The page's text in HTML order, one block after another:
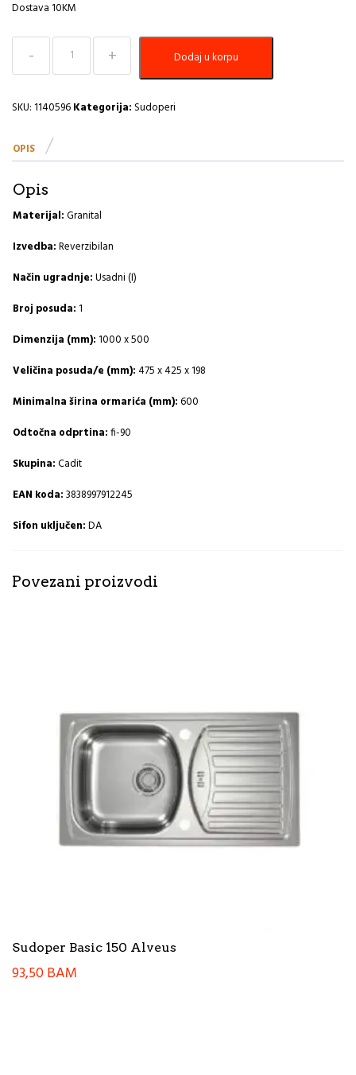
Dostava 10KM
Sudoper
1000x500
Cadit
G22-
A
Dodaj u korpu
SKU: 1140596Kategorija: Sudoperi
OPIS
Opis
Materijal:Granital
Izvedba:Reverzibilan
Način ugradnje:Usadni (I)
Broj posuda: 1
Dimenzija (mm): 1000 x 500
Veličina posuda/e (mm):475 x 425 x 198
Minimalna širina ormarića (mm):600
Odtočna odprtina:fi-90
Skupina:Cadit
EAN koda:3838997912245
Sifon uključen:DA
Povezani proizvodi
Sudoper Basic 150 Alveus
93,50BAM